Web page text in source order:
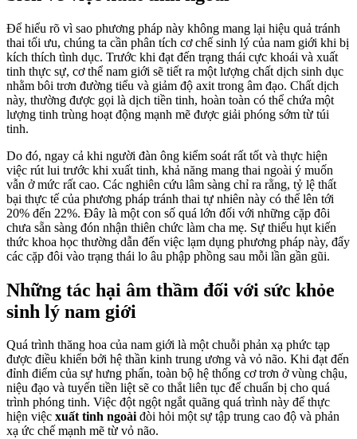
Để hiểu rõ vì sao phương pháp này không mang lại hiệu quả tránh
thai tối ưu, chúng ta cần phân tích cơ chế sinh lý của nam giới khi bị
kích thích tình dục. Trước khi đạt đến trạng thái cực khoái và xuất
tinh thực sự, cơ thể nam giới sẽ tiết ra một lượng chất dịch sinh dục
nhằm bôi trơn đường tiểu và giảm độ axit trong âm đạo. Chất dịch
này, thường được gọi là dịch tiền tinh, hoàn toàn có thể chứa một
lượng tinh trùng hoạt động mạnh mẽ được giải phóng sớm từ túi
tinh.
Do đó, ngay cả khi người đàn ông kiểm soát rất tốt và thực hiện
việc rút lui trước khi xuất tinh, khả năng mang thai ngoài ý muốn
vẫn ở mức rất cao. Các nghiên cứu lâm sàng chỉ ra rằng, tỷ lệ thất
bại thực tế của phương pháp tránh thai tự nhiên này có thể lên tới
20% đến 22%. Đây là một con số quá lớn đối với những cặp đôi
chưa sẵn sàng đón nhận thiên chức làm cha mẹ. Sự thiếu hụt kiến
thức khoa học thường dẫn đến việc lạm dụng phương pháp này, đẩy
các cặp đôi vào trạng thái lo âu phập phồng sau mỗi lần gần gũi.
Những tác hại âm thầm đối với sức khỏe
sinh lý nam giới
Quá trình thăng hoa của nam giới là một chuỗi phản xạ phức tạp
được điều khiển bởi hệ thần kinh trung ương và vỏ não. Khi đạt đến
đỉnh điểm của sự hưng phấn, toàn bộ hệ thống cơ trơn ở vùng chậu,
niệu đạo và tuyến tiền liệt sẽ co thắt liên tục để chuẩn bị cho quá
trình phóng tinh. Việc đột ngột ngắt quãng quá trình này để thực
hiện việc xuất tinh ngoàiđòi hỏi một sự tập trung cao độ và phản
xạ ức chế mạnh mẽ từ vỏ não.